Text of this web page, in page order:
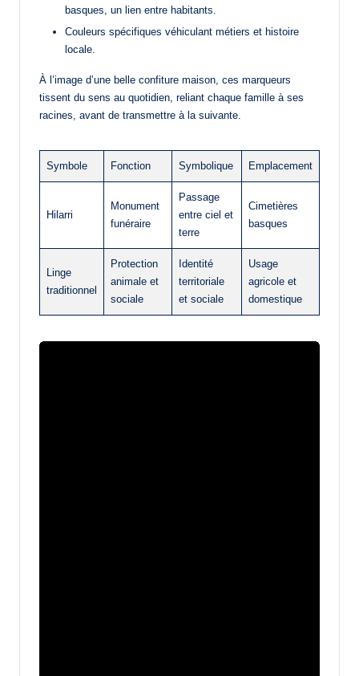
basques, un lien entre habitants.
Couleurs spécifiques véhiculant métiers et histoire
locale.
À l’image d’une belle confiture maison, ces marqueurs
tissent du sens au quotidien, reliant chaque famille à ses
racines, avant de transmettre à la suivante.
Symbole Fonction Symbolique Emplacement
Hilarri
Monument
funéraire
Passage
entre ciel et
terre
Cimetières
basques
Linge
traditionnel
Protection
animale et
sociale
Identité
territoriale
et sociale
Usage
agricole et
domestique